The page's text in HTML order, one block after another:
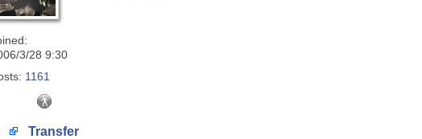
3/28 9:30
1161
Transfer